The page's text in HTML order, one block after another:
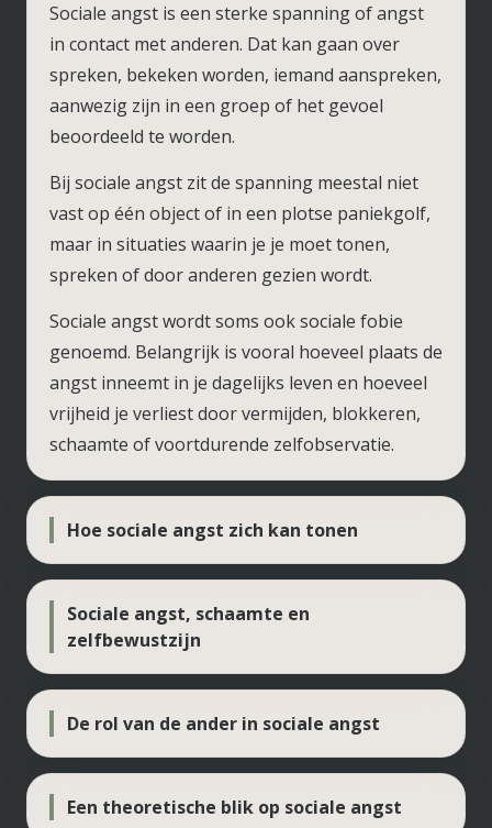
Sociale angst is een sterke spanning of angst
in contact met anderen. Dat kan gaan over
spreken, bekeken worden, iemand aanspreken,
aanwezig zijn in een groep of het gevoel
beoordeeld te worden.
Bij sociale angst zit de spanning meestal niet
vast op één object of in een plotse paniekgolf,
maar in situaties waarin je je moet tonen,
spreken of door anderen gezien wordt.
Sociale angst wordt soms ook sociale fobie
genoemd. Belangrijk is vooral hoeveel plaats de
angst inneemt in je dagelijks leven en hoeveel
vrijheid je verliest door vermijden, blokkeren,
schaamte of voortdurende zelfobservatie.
Hoe sociale angst zich kan tonen
Sociale angst, schaamte en
zelfbewustzijn
De rol van de ander in sociale angst
Een theoretische blik op sociale angst